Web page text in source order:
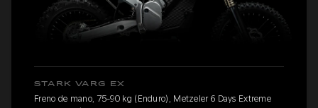
STARK VARG EX
Freno de mano, 75-90 kg (Enduro), Metzeler 6 Days Extreme